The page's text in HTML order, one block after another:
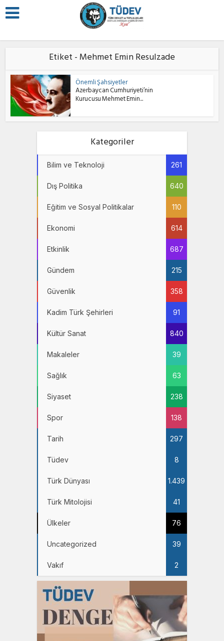
Etiket - Mehmet Emin Resulzade
Önemli Şahsiyetler
Azerbaycan Cumhuriyeti’nin
Kurucusu Mehmet Emin...
Kategoriler
Bilim ve Teknoloji 261
Dış Politika 640
Eğitim ve Sosyal Politikalar 110
Ekonomi 614
Etkinlik 687
Gündem 215
Güvenlik 358
Kadim Türk Şehirleri 91
Kültür Sanat 840
Makaleler 39
Sağlık 63
Siyaset 238
Spor 138
Tarih 297
Tüdev 8
Türk Dünyası 1.439
Türk Mitolojisi 41
Ülkeler 76
Uncategorized 39
Vakıf 2